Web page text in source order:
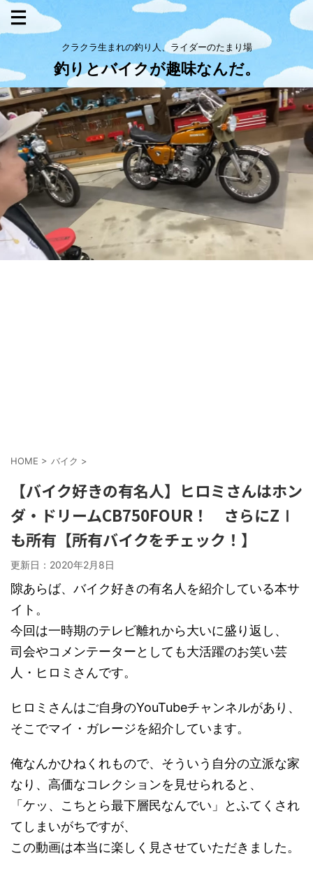
クラクラ生まれの釣り人、ライダーのたまり場
釣りとバイクが趣味なんだ。
HOME > バイク >
【バイク好きの有名人】ヒロミさんはホン
ダ・ドリームCB750FOUR！ さらにZⅠ
も所有【所有バイクをチェック！】
更新日： 2020年2月8日
隙あらば、バイク好きの有名人を紹介している本サ
イト。
今回は一時期のテレビ離れから大いに盛り返し、
司会やコメンテーターとしても大活躍のお笑い芸
人・ヒロミさんです。
ヒロミさんはご自身のYouTubeチャンネルがあり、
そこでマイ・ガレージを紹介しています。
俺なんかひねくれもので、そういう自分の立派な家
なり、高価なコレクションを見せられると、
「ケッ、こちとら最下層民なんでい」とふてくされ
てしまいがちですが、
この動画は本当に楽しく見させていただきました。